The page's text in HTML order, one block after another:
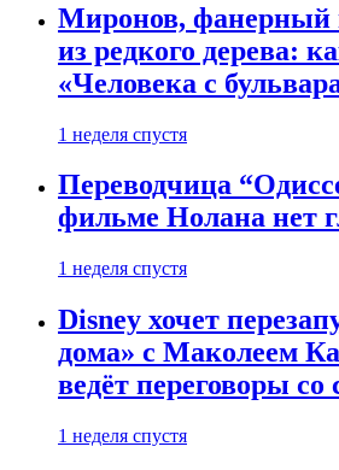
Миронов, фанерный
из редкого дерева:
«Человека с
1 неделя спустя
Переводчица
фильме Нолана нет
1 неделя спустя
Disney хочет
дома» с Маколеем
ведёт переговоры со
1 неделя спустя